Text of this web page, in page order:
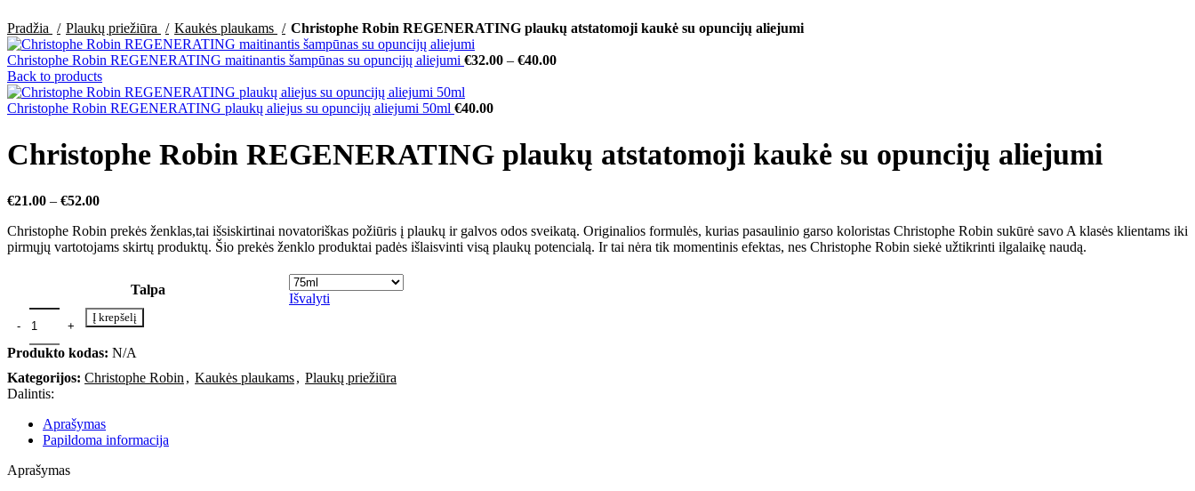
Pradžia
Plaukų priežiūra Kaukės plaukams Christophe Robin REGENERATING plaukų atstatomoji kaukė su opuncijų aliejumi
Christophe Robin REGENERATING maitinantis šampūnas su opuncijų aliejumi €32.00 – €40.00
Back to products
Christophe Robin REGENERATING plaukų aliejus su opuncijų aliejumi 50ml €40.00
Christophe Robin REGENERATING plaukų atstatomoji kaukė su opuncijų aliejumi
€21.00 – €52.00
Christophe Robin prekės ženklas,tai išsiskirtinai novatoriškas požiūris į plaukų ir galvos odos sveikatą. Originalios formulės, kurias pasaulinio garso koloristas Christophe Robin sukūrė savo A klasės klientams iki
pirmųjų vartotojams skirtų produktų. Šio prekės ženklo produktai padės išlaisvinti visą plaukų potencialą. Ir tai nėra tik momentinis efektas, nes Christophe Robin siekė užtikrinti ilgalaikę naudą.
Talpa
Išvalyti
Į krepšelį
Produkto kodas: N/A
Kategorijos: Christophe Robin , Kaukės plaukams, Plaukų priežiūra
Dalintis:
Aprašymas
Papildoma informacija
Aprašymas